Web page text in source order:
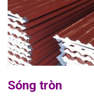
Sóng tròn